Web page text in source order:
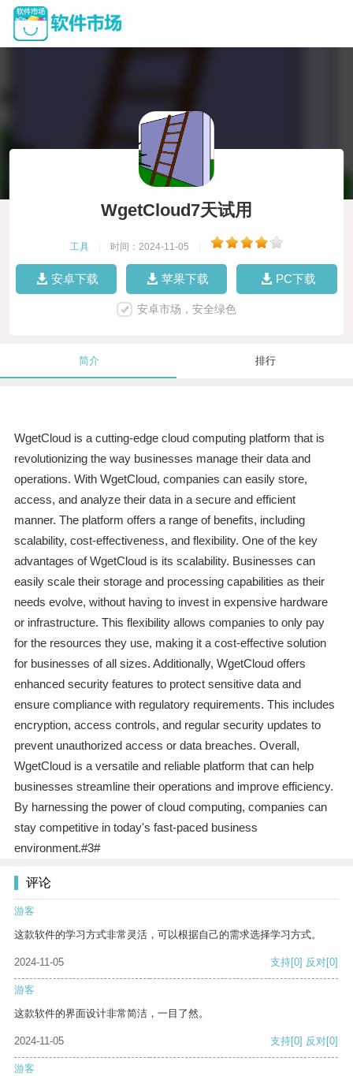
WgetCloud7天试用
工具 时间：2024-11-05
安卓下载 苹果下载 PC下载
安卓市场，安全绿色
简介 排行
WgetCloud is a cutting-edge cloud computing platform that is
revolutionizing the way businesses manage their data and
operations. With WgetCloud, companies can easily store,
access, and analyze their data in a secure and efficient
manner. The platform offers a range of benefits, including
scalability, cost-effectiveness, and flexibility. One of the key
advantages of WgetCloud is its scalability. Businesses can
easily scale their storage and processing capabilities as their
needs evolve, without having to invest in expensive hardware
or infrastructure. This flexibility allows companies to only pay
for the resources they use, making it a cost-effective solution
for businesses of all sizes. Additionally, WgetCloud offers
enhanced security features to protect sensitive data and
ensure compliance with regulatory requirements. This includes
encryption, access controls, and regular security updates to
prevent unauthorized access or data breaches. Overall,
WgetCloud is a versatile and reliable platform that can help
businesses streamline their operations and improve efficiency.
By harnessing the power of cloud computing, companies can
stay competitive in today's fast-paced business
environment.#3#
评论
游客
这款软件的学习方式非常灵活，可以根据自己的需求选择学习方式。
2024-11-05 支持[0] 反对[0]
游客
这款软件的界面设计非常简洁，一目了然。
2024-11-05 支持[0] 反对[0]
游客